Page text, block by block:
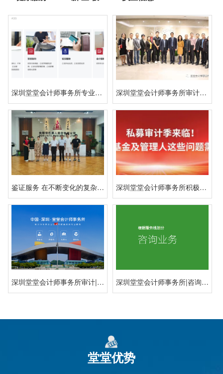
深圳堂堂会计师事务所专业服务 深圳堂堂会计师事务所审计鉴证服务
鉴证服务 在不断变化的复杂的世界中建立信心 深圳堂堂会计师事务所积极开展私募投资基金年度财务报告审计和专项审计服务
深圳堂堂会计师事务所审计|税务|评估|咨询|专业服务 深圳堂堂会计师事务所|咨询服务
堂堂优势